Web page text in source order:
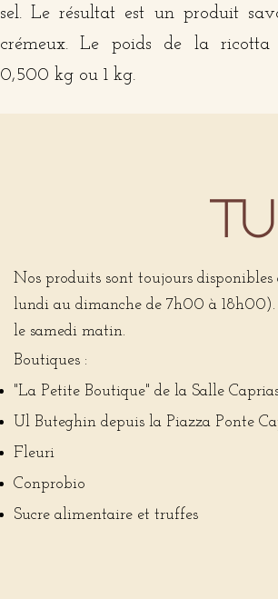
sel. Le résultat est un produit
crémeux. Le poids de la ricotta
0,500 kg ou 1 kg.
Nos produits sont toujours
lundi au dimanche de 7h00 à 18h00).
le samedi matin.
Boutiques :
"La Petite Boutique" de la Salle
Ul Buteghin depuis la Piazza Ponte
Fleuri
Conprobio
Sucre alimentaire et truffes